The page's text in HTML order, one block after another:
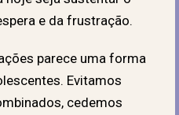
e da frustração.
parece uma forma
Evitamos
cedemos